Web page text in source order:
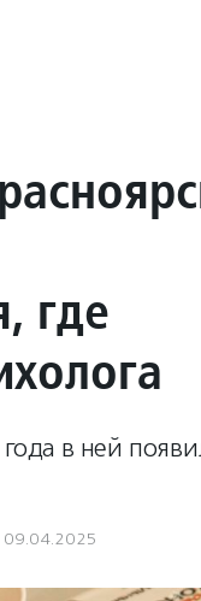
где
в ней
09.04.2025